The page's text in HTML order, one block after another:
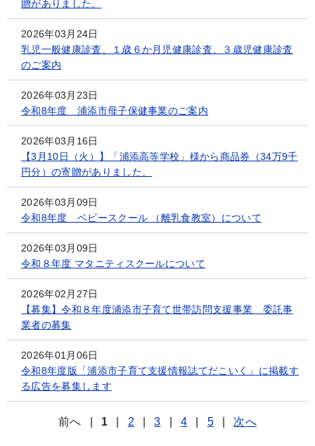
贈がありました。
2026年03月24日
乳児一般健康診査、１歳６か月児健康診査、３歳児健康診査
のご案内
2026年03月23日
令和8年度 浦添市母子保健事業のご案内
2026年03月16日
【3月10日（火）】「浦添高等学校」様から商品券（34万9千
円分）の寄贈がありました。
2026年03月09日
令和8年度 ベビースクール （離乳食教室）について
2026年03月09日
令和８年度 マタニティスクールについて
2026年02月27日
【募集】令和８年度浦添市子育て世帯訪問支援事業 委託事
業者の募集
2026年01月06日
令和8年度版「浦添市子育て支援情報誌てだこいく」に掲載す
る広告を募集します
前へ 1 2 3 4 5 次へ